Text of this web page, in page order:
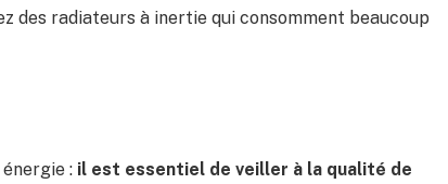
des radiateurs à inertie qui consomment beaucoup
: il est essentiel de veiller à la qualité de